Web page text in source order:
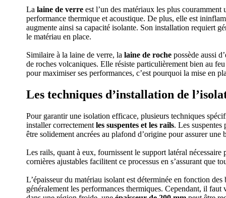
La laine de verre est l’un des matériaux les plus
performance thermique et acoustique. De plus, elle est
augmente ainsi sa capacité isolante. Son installation requiert
le matériau en place.
Similaire à la laine de verre, la laine de roche possède aussi
de roches volcaniques. Elle résiste particulièrement bien au
pour maximiser ses performances, c’est pourquoi la mise en
Les techniques d’installation de
Pour garantir une isolation efficace, plusieurs techniques
installer correctement les suspentes et les rails. Les suspentes
être solidement ancrées au plafond d’origine pour assurer une
Les rails, quant à eux, fournissent le support latéral
cornières ajustables facilitent ce processus en s’assurant que
L’épaisseur du matériau isolant est déterminée en fonction
généralement les performances thermiques. Cependant, il